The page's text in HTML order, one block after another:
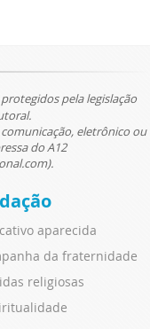
pela legislação
eletrônico ou
do A12
aparecida
da fraternidade
religiosas